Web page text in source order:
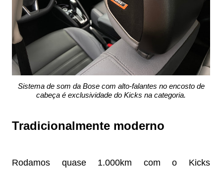
Sistema de som da Bose com alto-falantes no encosto de
cabeça é exclusividade do Kicks na categoria.
Tradicionalmente moderno
Rodamos quase 1.000km com o Kicks